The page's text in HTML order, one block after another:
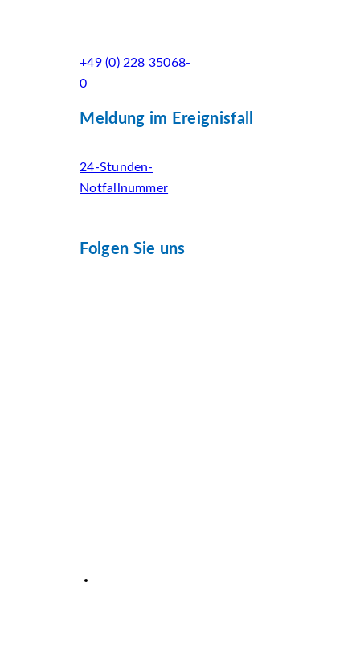
+49 (0) 228 35068-
0
Meldung im Ereignisfall
24-Stunden-
Notfallnummer
Folgen Sie uns